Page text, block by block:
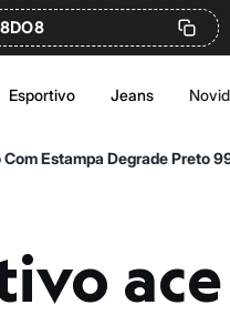
8DO8
Esportivo Jeans
Estampa Degrade Preto